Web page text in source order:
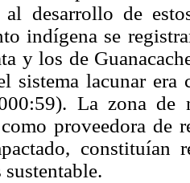
al desarrollo de
indígena se
y los de
sistema lacunar
La zona de
proveedora de
constituían